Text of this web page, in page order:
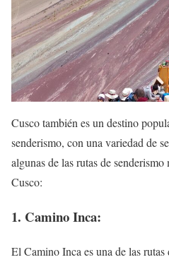
Cusco también es un destino
senderismo, con una variedad de
algunas de las rutas de
Cusco:
1. Camino Inca:
El Camino Inca es una de las